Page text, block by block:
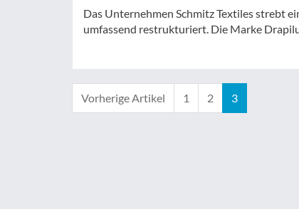
Das Unternehmen Schmitz Textiles strebt
umfassend restrukturiert. Die Marke
Vorherige Artikel 1 2 3